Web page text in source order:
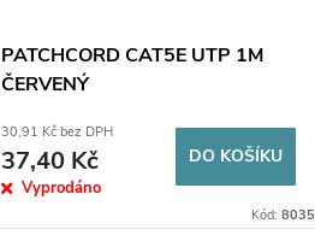
PATCHCORD CAT5E UTP 1M
ČERVENÝ
30,91 Kč bez DPH
37,40 Kč
Vyprodáno
DO KOŠÍKU
Kód: 8035